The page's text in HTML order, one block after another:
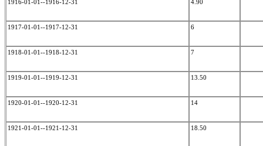
1916-01-01--1916-12-31 4.90
1917-01-01--1917-12-31 6
1918-01-01--1918-12-31 7
1919-01-01--1919-12-31 13.50
1920-01-01--1920-12-31 14
1921-01-01--1921-12-31 18.50